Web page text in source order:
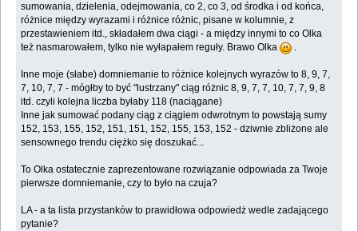
sumowania, dzielenia, odejmowania, co 2, co 3, od środka i od końca,
różnice między wyrazami i różnice różnic, pisane w kolumnie, z
przestawieniem itd., składałem dwa ciągi - a między innymi to co Olka
też nasmarowałem, tylko nie wyłapałem reguły. Brawo Olka
.
Inne moje (słabe) domniemanie to różnice kolejnych wyrazów to 8, 9, 7,
7, 10, 7, 7 - mógłby to być "lustrzany" ciąg różnic 8, 9, 7, 7, 10, 7, 7, 9, 8
itd. czyli kolejna liczba byłaby 118 (naciągane)
Inne jak sumować podany ciąg z ciągiem odwrotnym to powstają sumy
152, 153, 155, 152, 151, 151, 152, 155, 153, 152 - dziwnie zbliżone ale
sensownego trendu ciężko się doszukać...
To Olka ostatecznie zaprezentowane rozwiązanie odpowiada za Twoje
pierwsze domniemanie, czy to było na czuja?
LA - a ta lista przystanków to prawidłowa odpowiedż wedle zadającego
pytanie?